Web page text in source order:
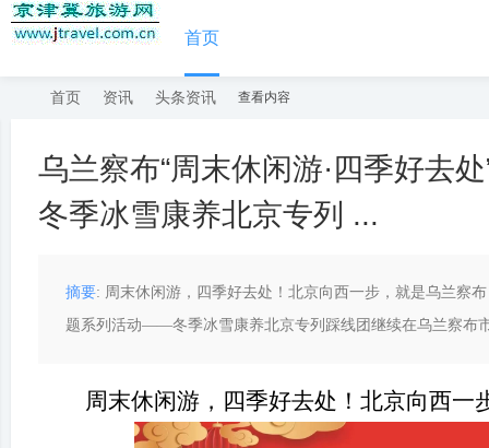
首页
首页 资讯 头条资讯 查看内容
乌兰察布“周末休闲游·四季好去
冬季冰雪康养北京专列 ...
摘要: 周末休闲游，四季好去处！北京向西一步，就是乌兰察
题系列活动——冬季冰雪康养北京专列踩线团继续在乌兰察布
周末休闲游，四季好去处！ 北京向西一